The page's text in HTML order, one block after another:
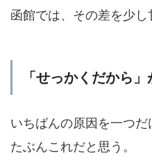
函館では、その差を少し
「せっかくだから
いちばんの原因を一つだ
たぶんこれだと思う。